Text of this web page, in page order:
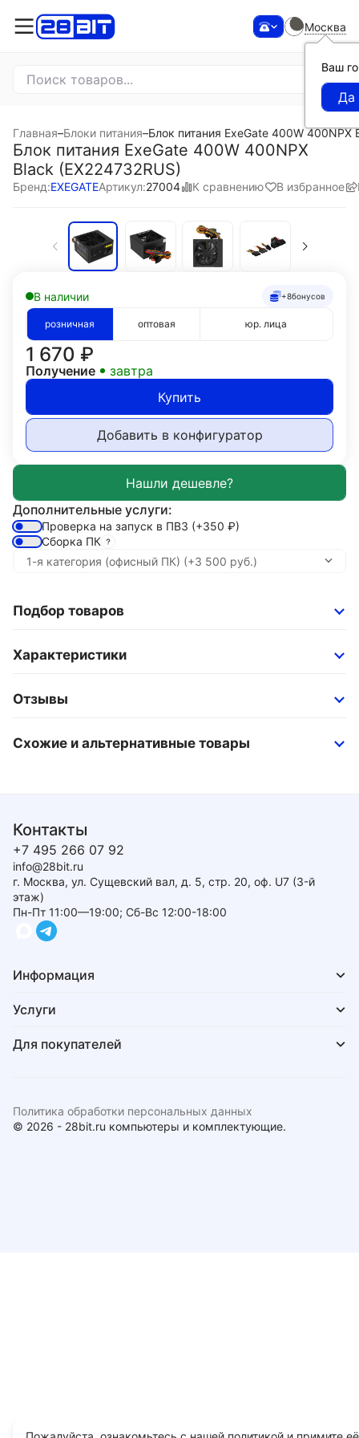
Москва
Ваш
Главная–Блоки питания–Блок питания ExeGate 400W 400NPX
Блок питания ExeGate 400W 400NPX
Black (EX224732RUS)
Бренд:EXEGATEАртикул:27004 К сравнению В избранное
В наличии +8бонусов
розничная оптовая юр. лица
1 670 ₽
Получение
завтра
Купить
Добавить в конфигуратор
Дополнительные услуги:
Проверка на запуск в ПВЗ (+350 ₽)
Сборка ПК
Подбор товаров
Характеристики
Отзывы
Схожие и альтернативные товары
Контакты
+7 495 266 07 92
info@28bit.ru
г. Москва, ул. Сущевский вал, д. 5, стр. 20, оф. U7 (3-й
этаж)
Пн-Пт 11:00—19:00; Сб-Вс 12:00-18:00
Информация
Услуги
Для покупателей
© 2026 - 28bit.ru компьютеры и комплектующие.
Политика обработки персональных данных